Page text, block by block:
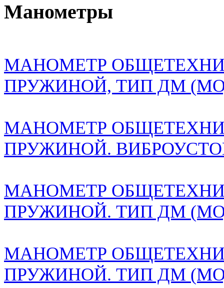
Манометры
МАНОМЕТР
ПРУЖИНОЙ, ТИП ДМ
МАНОМЕТР
ПРУЖИНОЙ.
МАНОМЕТР
ПРУЖИНОЙ. ТИП ДМ
МАНОМЕТР
ПРУЖИНОЙ. ТИП ДМ